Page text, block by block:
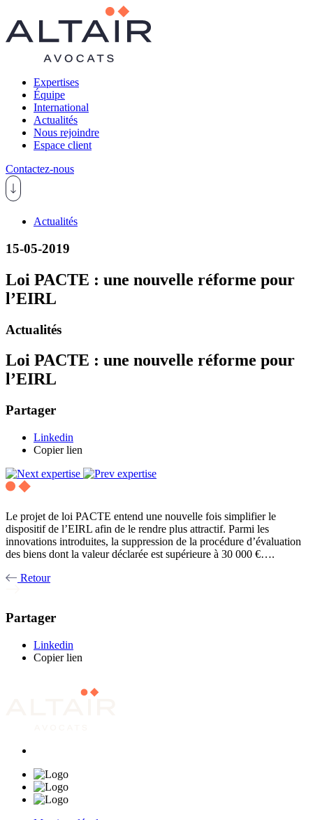
Expertises
Équipe
International
Actualités
Nous rejoindre
Espace client
Contactez-nous
Actualités
15-05-2019
Loi PACTE : une nouvelle réforme pour
l’EIRL
Actualités
Loi PACTE : une nouvelle réforme pour
l’EIRL
Partager
Linkedin
Copier lien
Le projet de loi PACTE entend une nouvelle fois simplifier le
dispositif de l’EIRL afin de le rendre plus attractif. Parmi les
innovations introduites, la suppression de la procédure d’évaluation
des biens dont la valeur déclarée est supérieure à 30 000 €….
Retour
Partager
Linkedin
Copier lien